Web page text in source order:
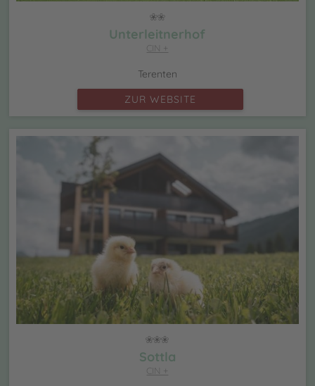
Unterleitnerhof
CIN +
Terenten
ZUR WEBSITE
Sottla
CIN +